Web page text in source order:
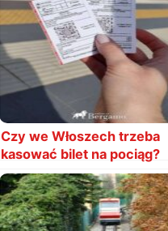
Czy we Włoszech trzeba
kasować bilet na pociąg?
Wielka zmiana!